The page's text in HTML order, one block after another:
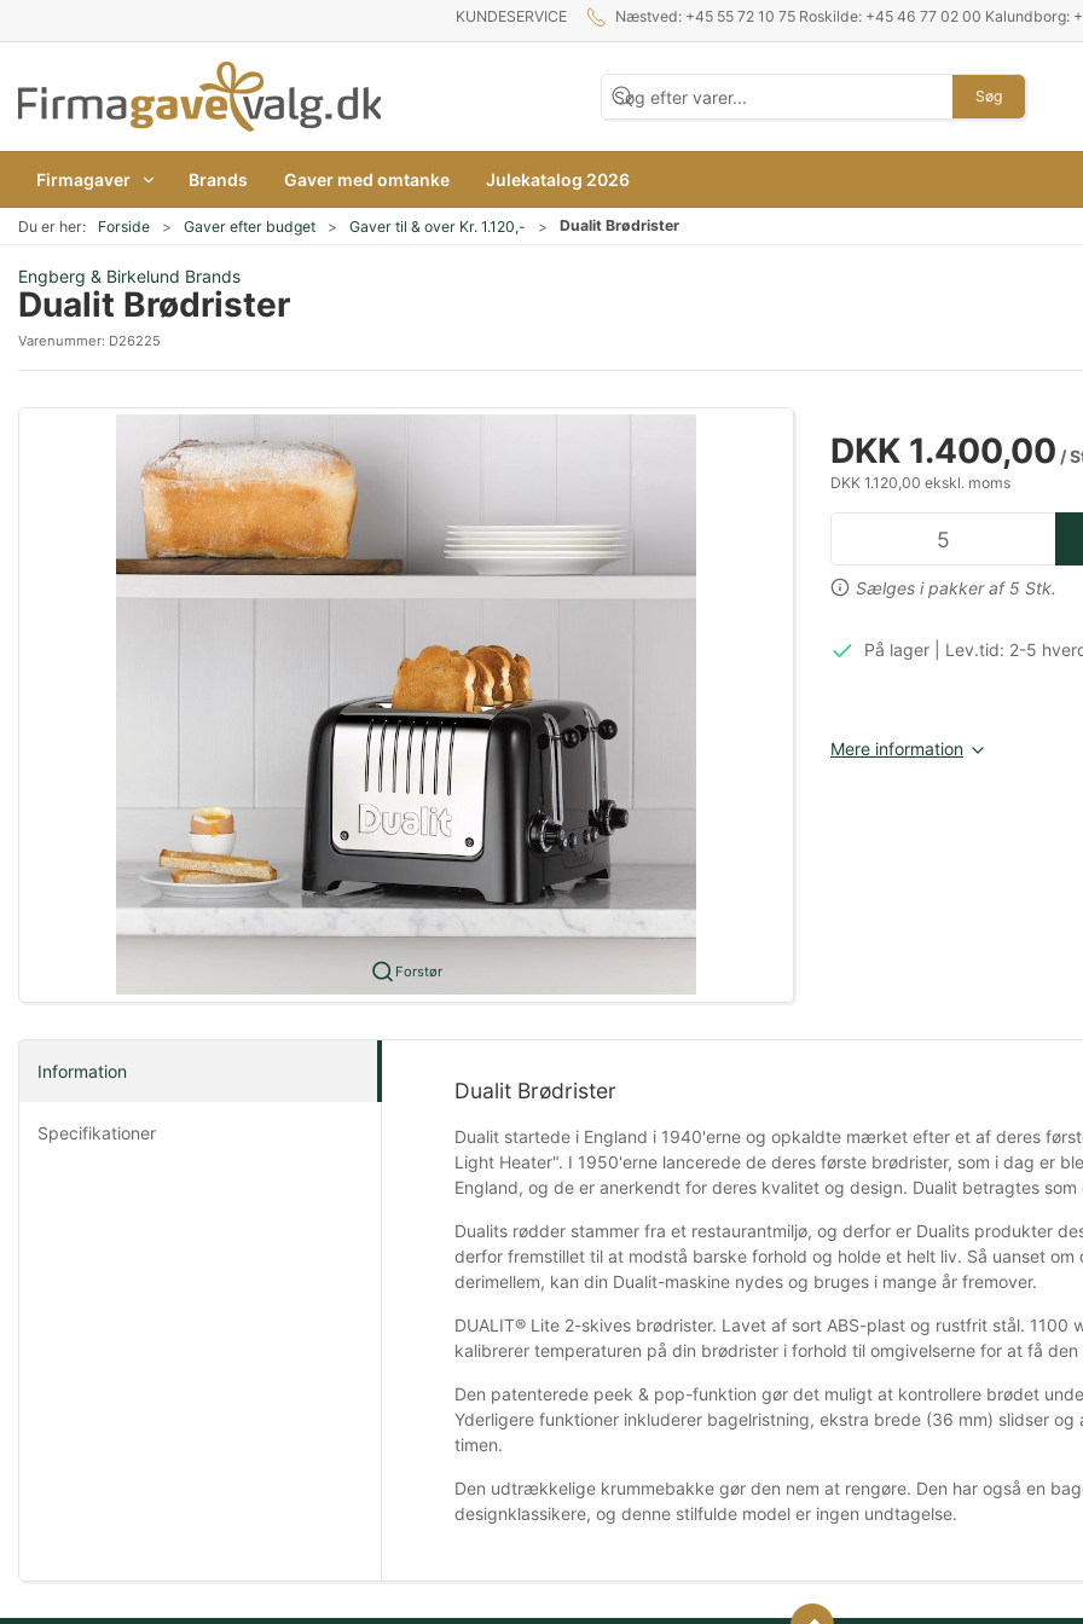
KUNDESERVICE Næstved: +45 55 72 10 75 Roskilde: +45 46 77 02 00 Kalundborg:
Søg
Firmagaver Brands Gaver med omtanke Julekatalog 2026
Du er her: Forside Gaver efter budget Gaver til & over Kr. 1.120,- Dualit Brødrister
Engberg & Birkelund Brands
Dualit Brødrister
Varenummer: D26225
Forstør
DKK 1.400,00 /
DKK 1.120,00 ekskl. moms
Sælges i pakker af 5 Stk.
På lager | Lev.tid: 2-5
Mere information
Information
Specifikationer
Dualit Brødrister
Dualit startede i England i 1940'erne og opkaldte mærket efter et af deres
Light Heater". I 1950'erne lancerede de deres første brødrister, som i dag er
England, og de er anerkendt for deres kvalitet og design. Dualit betragtes
Dualits rødder stammer fra et restaurantmiljø, og derfor er Dualits produkter
derfor fremstillet til at modstå barske forhold og holde et helt liv. Så uanset
derimellem, kan din Dualit-maskine nydes og bruges i mange år fremover.
DUALIT® Lite 2-skives brødrister. Lavet af sort ABS-plast og rustfrit stål.
kalibrerer temperaturen på din brødrister i forhold til omgivelserne for at få
Den patenterede peek & pop-funktion gør det muligt at kontrollere brødet
Yderligere funktioner inkluderer bagelristning, ekstra brede (36 mm) slidser
timen.
Den udtrækkelige krummebakke gør den nem at rengøre. Den har også en
designklassikere, og denne stilfulde model er ingen undtagelse.